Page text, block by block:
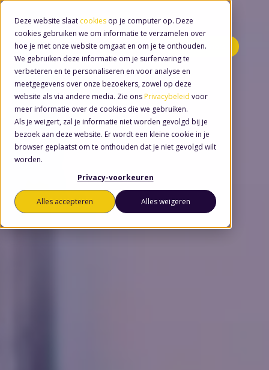
Deze website slaat cookies op je computer op. Deze
cookies gebruiken we om informatie te verzamelen over
hoe je met onze website omgaat en om je te onthouden.
We gebruiken deze informatie om je surfervaring te
verbeteren en te personaliseren en voor analyse en
meetgegevens over onze bezoekers, zowel op deze
website als via andere media. Zie ons Privacybeleid voor
meer informatie over de cookies die we gebruiken.
Als je weigert, zal je informatie niet worden gevolgd bij je
bezoek aan deze website. Er wordt een kleine cookie in je
browser geplaatst om te onthouden dat je niet gevolgd wilt
worden.
Privacy-voorkeuren
Alles accepteren Alles weigeren
Minidemo's